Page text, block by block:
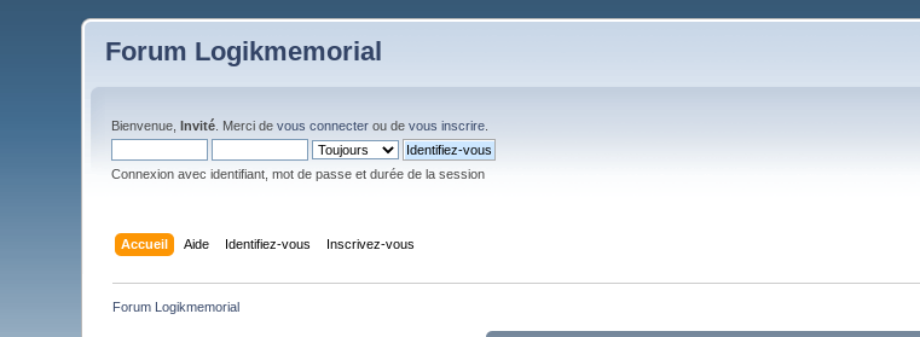
Forum Logikmemorial
Bienvenue,Invité . Merci devous connecter ou devous inscrire
Connexion avec identifiant, mot de passe et durée de la session
Accueil Aide Identifiez-vous Inscrivez-vous
Forum Logikmemorial